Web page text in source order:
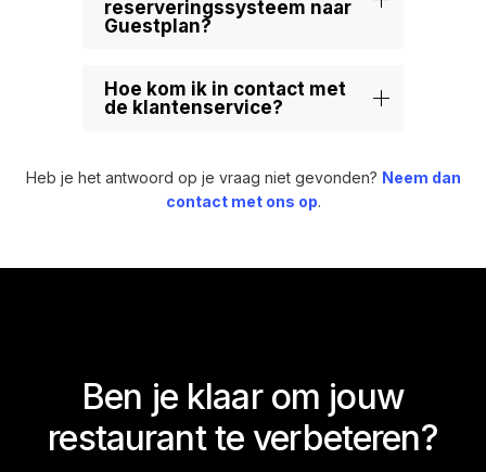
reserveringssysteem naar
Guestplan?
Hoe kom ik in contact met
de klantenservice?
Heb je het antwoord op je vraag niet gevonden? Neem dan
contact met ons op.
Ben je klaar om jouw
restaurant te verbeteren?